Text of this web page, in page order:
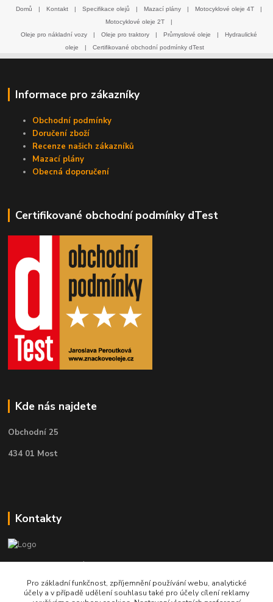
Domů | Kontakt | Specifikace olejů | Mazací plány | Motocyklové oleje 4T
|
Motocyklové oleje 2T
|
Oleje pro nákladní vozy
| Oleje pro traktory | Průmyslové oleje |
Hydraulické
oleje
| Certifikované obchodní podmínky dTest
Informace pro zákazníky
Obchodní podmínky
Doručení zboží
Recenze našich zákazníků
Mazací plány
Obecná doporučení
Certifikované obchodní podmínky dTest
Kde nás najdete
Obchodní 25
434 01 Most
Kontakty
Telefon pro technické dotazy: 775 113 255
Telefon do našeho obchodu : 774 993 479
Pro základní funkčnost, zpříjemnění používání webu, analytické
účely a v případě udělení souhlasu také pro účely cílení reklamy